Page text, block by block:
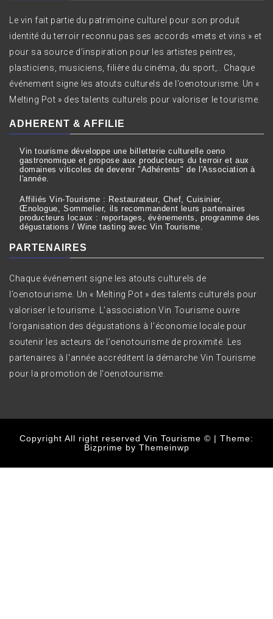
Le vin fait partie du patrimoine culturel pour son produit
identité du terroir reconnu pas ses accords «mets et vins » et
pour sa source d’inspiration pour les artistes peintres,
plasticiens, musiciens, filière du cinéma, du sport,.. Chaque
événement signe les atouts culturels de l’oenotourisme. Un «
Melting Pot » des talents culturels pour valoriser le tourisme.
ADHERENT & AFFILIE
Vin tourisme développe une billetterie culturelle oeno
gastronomique et propose aux producteurs du terroir et aux
domaines viticoles de devenir "Adhérents" de l'Association à
l'année.
Affiliés Vin-Tourisme : Restaurateur, Chef, Cuisinier,
Œnologue, Sommelier, ils recommandent leurs partenaires
producteurs locaux : reportages, évènements, programme des
dégustations / Wine tasting avec Vin Tourisme.
PARTENAIRES
Chaque événement signe les atouts culturels de
l’oenotourisme. Un « Melting Pot » des talents culturels pour
valoriser le tourisme. L’association Vin Tourisme ouvre
l’organisation des dégustations à l’économie locale pour
soutenir les acteurs de l’oenotourisme de proximité. Les
partenaires à l'année accréditent la démarche Vin Tourisme
pour la promotion de l'oenotourisme.
Copyright All right reserved Vin Tourisme © | Theme:
Bizprime by Themeinwp